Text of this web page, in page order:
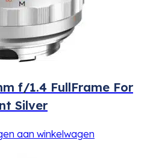
f/1.4 FullFrame For
Silver
aan winkelwagen